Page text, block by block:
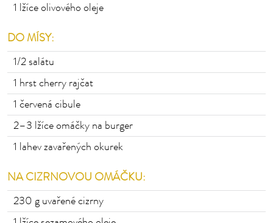
1 lžíce olivového oleje
DO MÍSY:
1/2 salátu
1 hrst cherry rajčat
1 červená cibule
2–3 lžíce omáčky na burger
1 lahev zavařených okurek
NA CIZRNOVOU OMÁČKU:
230 g uvařené cizrny